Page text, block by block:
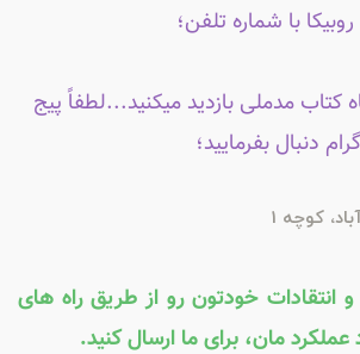
با شماره تلفن؛
کتاب مدملی بازدید میکنید...لطفاً پیج
دنبال بفرمایید؛
کوچه 1
انتقادات خودتون رو از طریق راه های
مان، برای ما ارسال کنید.